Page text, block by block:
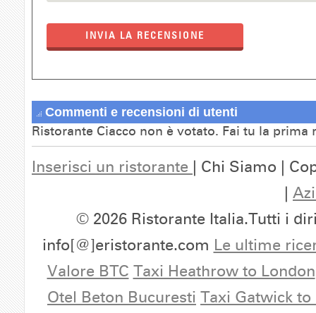
INVIA LA RECENSIONE
Commenti e recensioni di utenti
Ristorante Ciacco non è votato. Fai tu la prima
Inserisci un ristorante | Chi Siamo |
|
© 2026 Ristorante Italia.Tutti i
info[@]eristorante.com Le ultime
Valore BTC Taxi Heathrow to London
Otel Beton Bucuresti Taxi Gatwick to